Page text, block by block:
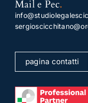
Mail e Pec.
pagina contatti